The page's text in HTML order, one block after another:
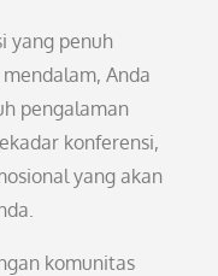
yang penuh
Anda
pengalaman
konferensi,
yang akan
komunitas